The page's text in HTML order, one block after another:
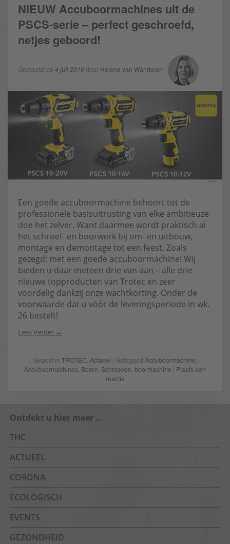
NIEUW Accuboormachines uit de
PSCS-serie – perfect geschroefd,
netjes geboord!
Geplaatst op 4 juli 2016door Helena van Wandelen
Een goede accuboormachine behoort tot de
professionele basisuitrusting van elke ambitieuze
doe het zelver. Want daarmee wordt praktisch al
het schroef- en boorwerk bij om- en uitbouw,
montage en demontage tot een feest. Zoals
gezegd: met een goede accuboormachine! Wij
bieden u daar meteen drie van aan – alle drie
nieuwe topproducten van Trotec en zeer
voordelig dankzij onze wachtkorting. Onder de
voorwaarde dat u vóór de leveringsperiode in wk.
26 bestelt!
Lees Verder
Gepost in TROTEC Actueel | Getagged Accuboormachine
Accuboormachines Boren Schroeven boormachine | Plaats een
reactie
Ontdekt u hier meer …
THC
ACTUEEL
CORONA
ECOLOGISCH
EVENTS
GEZONDHEID